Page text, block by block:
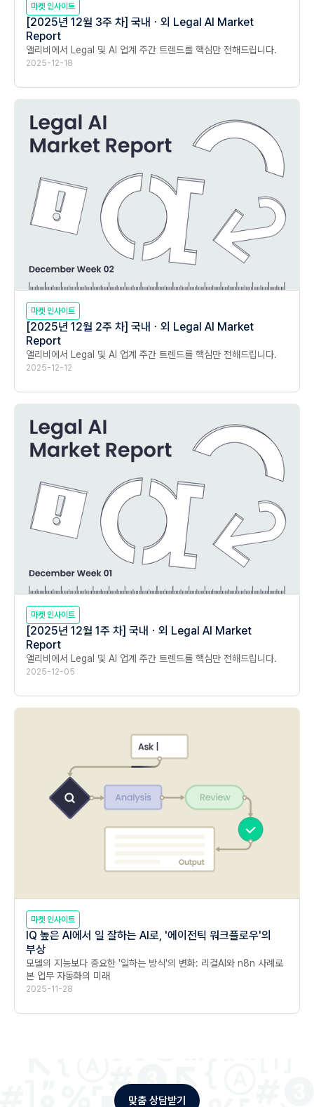
마켓 인사이트
[2025년 12월 3주 차] 국내ㆍ외 Legal AI Market
Report
앨리비에서 Legal 및 AI 업계 주간 트렌드를 핵심만 전해드립니다.
2025-12-18
마켓 인사이트
[2025년 12월 2주 차] 국내ㆍ외 Legal AI Market
Report
앨리비에서 Legal 및 AI 업계 주간 트렌드를 핵심만 전해드립니다.
2025-12-12
마켓 인사이트
[2025년 12월 1주 차] 국내ㆍ외 Legal AI Market
Report
앨리비에서 Legal 및 AI 업계 주간 트렌드를 핵심만 전해드립니다.
2025-12-05
마켓 인사이트
IQ 높은 AI에서 일 잘하는 AI로, '에이전틱 워크플로우'의
부상
모델의 지능보다 중요한 '일하는 방식'의 변화: 리걸AI와 n8n 사례로
본 업무 자동화의 미래
2025-11-28
맞춤 상담받기